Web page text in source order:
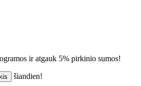
ir atgauk 5% pirkinio sumos!
šiandien!